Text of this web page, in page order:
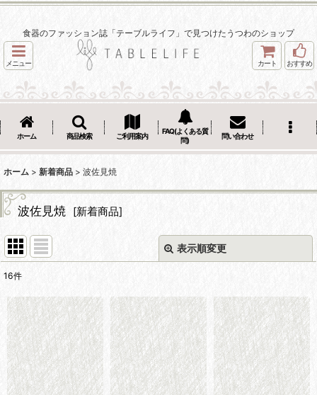
食器のファッション誌「テーブルライフ」で見つけたうつわのショップ
メニュー カート おすすめ
ホーム 商品検索 ご利用案内
FAQ(よくある質
問)
問い合わせ
ホーム > 新着商品 > 波佐見焼
波佐見焼 [新着商品]
表示順変更
並び順 :
絞り込む
16件